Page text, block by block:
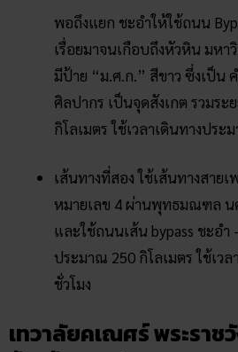
เทวาลัยคเณศร์ พระรา
จังหวัดนครปฐม